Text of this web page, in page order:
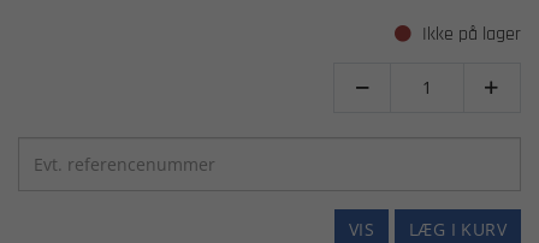
Ikke på lager
 
LÆG I KURV
VIS